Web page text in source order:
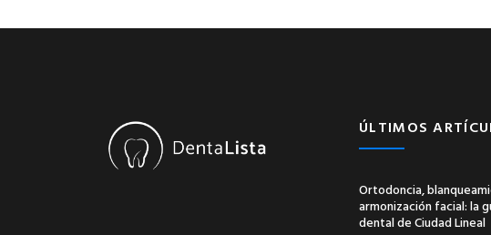
ÚLTIMOS
Ortodoncia,
armonización facial: la
dental de Ciudad Lineal